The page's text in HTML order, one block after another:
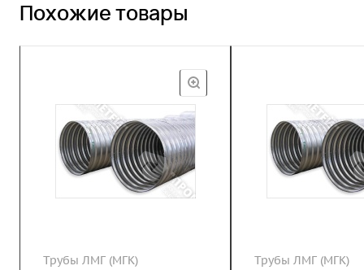
Похожие товары
Трубы ЛМГ (МГК) Трубы ЛМГ (МГК)